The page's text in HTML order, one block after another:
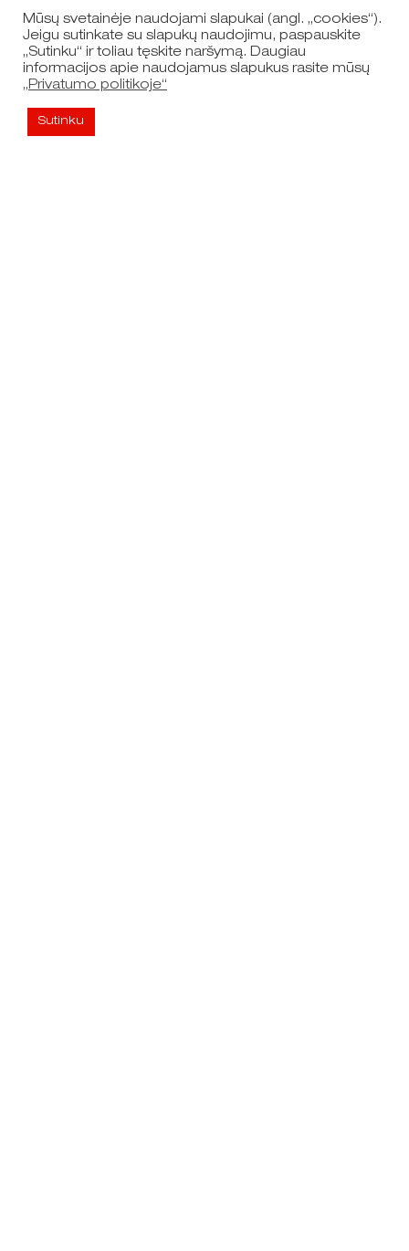
Mūsų svetainėje naudojami slapukai (angl. „cookies“).
Jeigu sutinkate su slapukų naudojimu, paspauskite
„Sutinku“ ir toliau tęskite naršymą. Daugiau
informacijos apie naudojamus slapukus rasite mūsų
„Privatumo politikoje“
Sutinku